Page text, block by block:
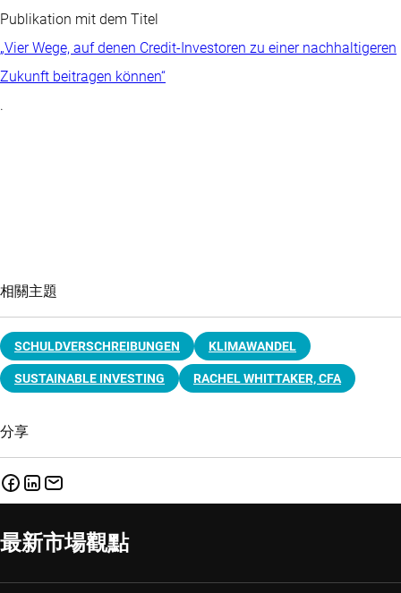
Publikation mit dem Titel
„Vier Wege, auf denen Credit-Investoren zu einer nachhaltigeren
Zukunft beitragen können“
.
相關主題
SCHULDVERSCHREIBUNGEN KLIMAWANDEL
SUSTAINABLE INVESTING RACHEL WHITTAKER, CFA
分享
最新市場觀點